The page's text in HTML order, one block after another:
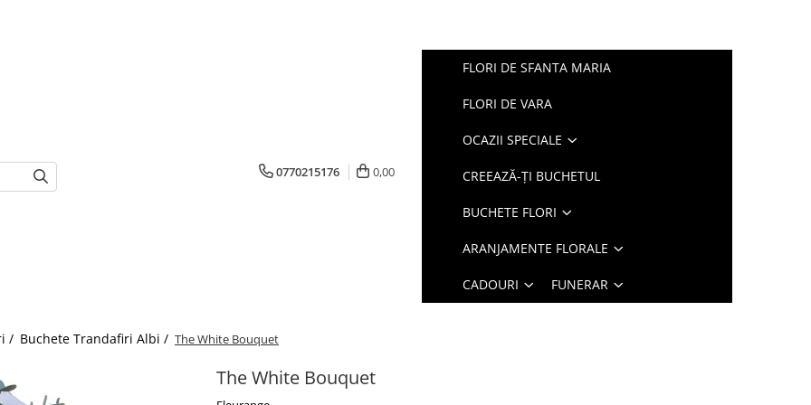
0770215176 0,00
FLORI DE SFANTA MARIA
FLORI DE VARA
OCAZII SPECIALE
CREEAZĂ-ȚI BUCHETUL
BUCHETE FLORI
ARANJAMENTE FLORALE
CADOURI FUNERAR
/ Buchete Trandafiri Albi / The White Bouquet
The White Bouquet